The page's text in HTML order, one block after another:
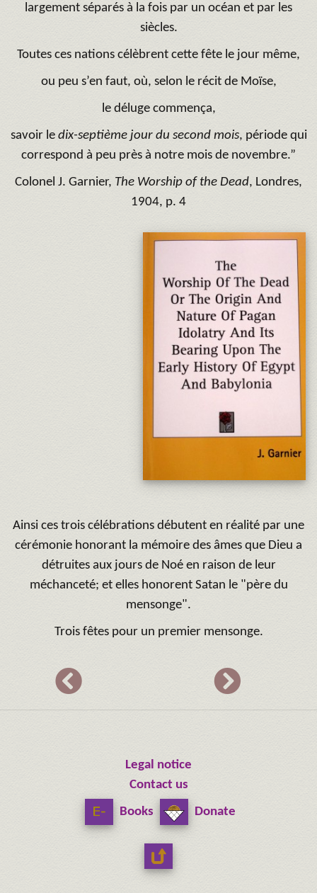
largement séparés à la fois par un océan et par les
siècles.
Toutes ces nations célèbrent cette fête le jour même,
ou peu s’en faut, où, selon le récit de Moïse,
le déluge commença,
savoir le dix-septième jour du second mois, période qui
correspond à peu près à notre mois de novembre.”
Colonel J. Garnier, The Worship of the Dead, Londres,
1904, p. 4
Ainsi ces trois célébrations débutent en réalité par une
cérémonie honorant la mémoire des âmes que Dieu a
détruites aux jours de Noé en raison de leur
méchanceté; et elles honorent Satan le "père du
mensonge".
Trois fêtes pour un premier mensonge.
Legal notice
Contact us
Books
Donate